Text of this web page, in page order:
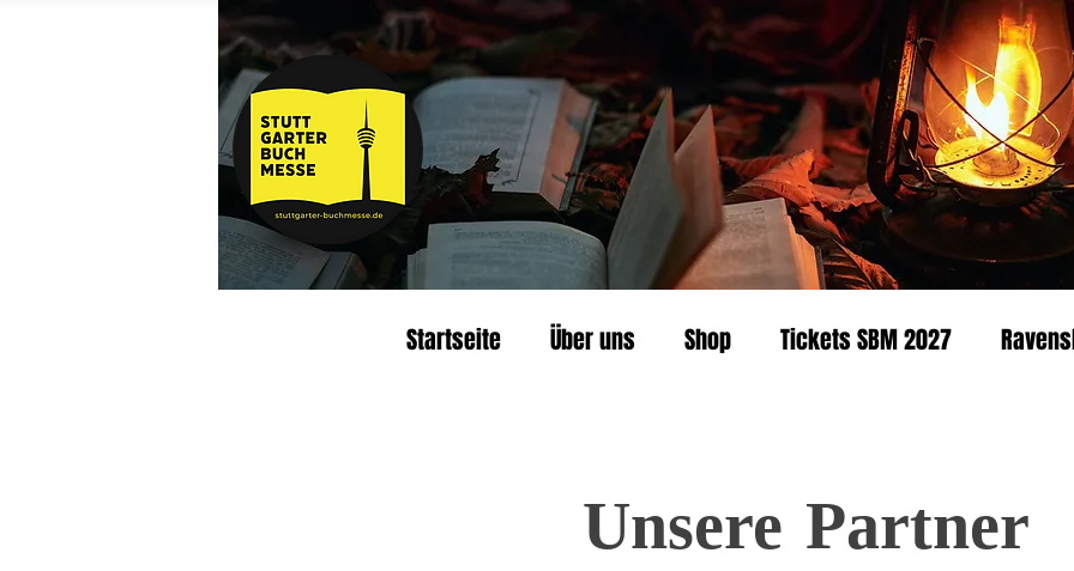
Startseite Über uns Shop Tickets SBM 2027
Unsere Partner